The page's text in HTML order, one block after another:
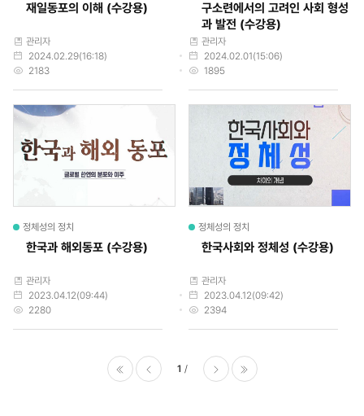
재일동포의 이해 (수강용)
작성자
관리자
작성일
2024.02.29(16:18)
조회수
2183
구소련에서의 고려인 사회 형성
과 발전 (수강용)
작성자
관리자
작성일
2024.02.01(15:06)
조회수
1895
정체성의 정치
한국과 해외동포 (수강용)
작성자
관리자
작성일
2023.04.12(09:44)
조회수
2280
정체성의 정치
한국사회와 정체성 (수강용)
작성자
관리자
작성일
2023.04.12(09:42)
조회수
2394
1